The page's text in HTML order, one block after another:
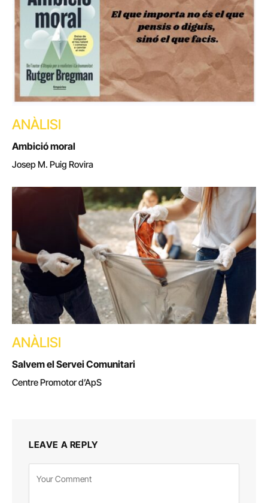
ANÀLISI
Ambició moral
Josep M. Puig Rovira
ANÀLISI
Salvem el Servei Comunitari
Centre Promotor d’ApS
LEAVE A REPLY